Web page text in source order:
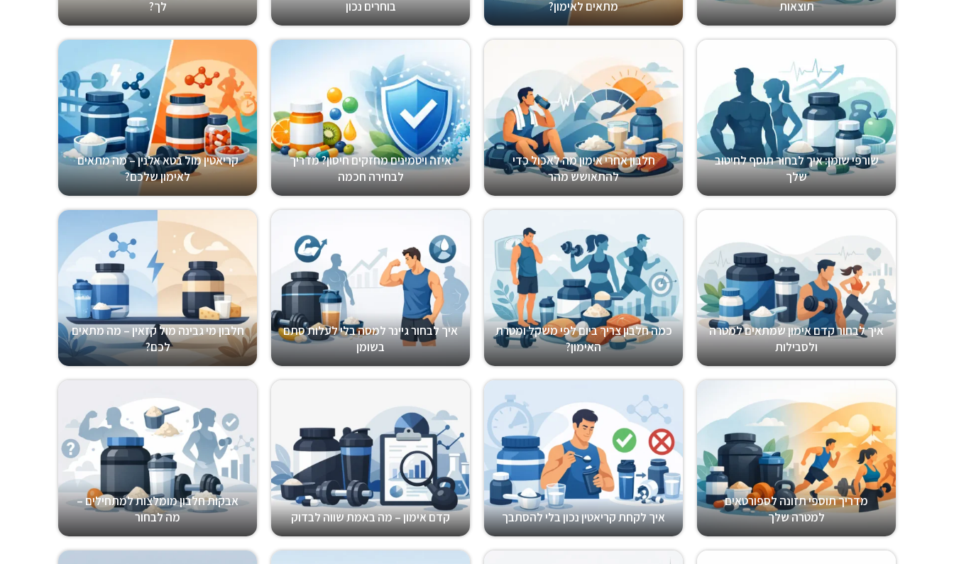
תוצאות
מתאים לאימון?
בוחרים נכון
לך?
שורפי שומן: איך לבחור תוסף לחיטוב
שלך
חלבון אחרי אימון מה לאכול כדי
להתאושש מהר
איזה ויטמינים מחזקים חיסון? מדריך
לבחירה חכמה
קריאטין מול בטא אלנין – מה מתאים
לאימון שלכם?
איך לבחור קדם אימון שמתאים למטרה
ולסבילות
כמה חלבון צריך ביום לפי משקל ומטרת
האימון?
איך לבחור גיינר למסה בלי לעלות סתם
בשומן
חלבון מי גבינה מול קזאין – מה מתאים
לכם?
מדריך תוספי תזונה לספורטאים
למטרה שלך
איך לקחת קריאטין נכון בלי להסתבך קדם אימון – מה באמת שווה לבדוק
אבקות חלבון מומלצות למתחילים –
מה לבחור